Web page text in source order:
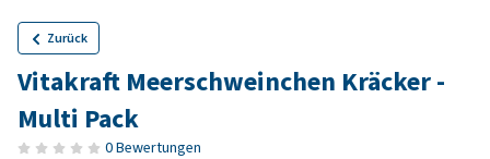
Zurück
Vitakraft Meerschweinchen Kräcker -
Multi Pack
0 Bewertungen